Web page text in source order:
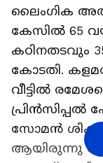
ലൈംഗിക
കേസിൽ 65
കഠിനതടവും
കോടതി.
വീട്ടിൽ
സോമൻ
ആയിരുന്നു